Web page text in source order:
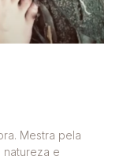
Mestra pela
natureza e